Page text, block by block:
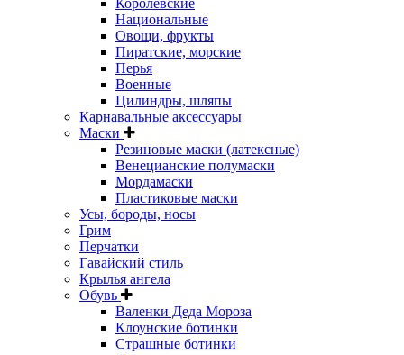
Национальные
Овощи, фрукты
Пиратские, морские
Перья
Военные
Цилиндры, шляпы
Карнавальные аксессуары
Маски
Резиновые маски (латексные)
Венецианские полумаски
Мордамаски
Пластиковые маски
Усы, бороды, носы
Грим
Перчатки
Гавайский стиль
Крылья ангела
Обувь
Валенки Деда Мороза
Клоунские ботинки
Страшные ботинки